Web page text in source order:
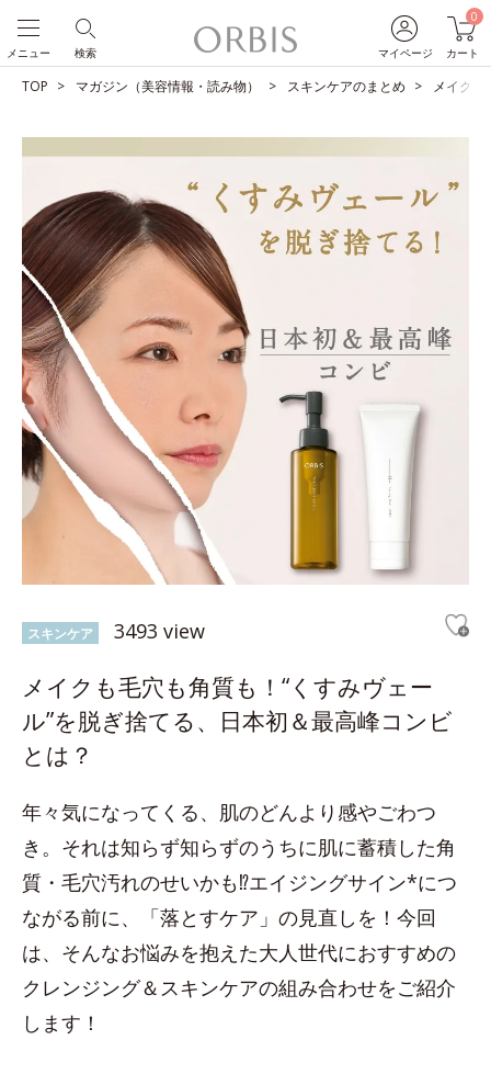
マイページ
0
カート
検索
メニュー
TOP マガジン（美容情報・読み物） スキンケアのまとめ メイクも
スキンケア 3493 view
メイクも毛穴も角質も！“くすみヴェー
ル”を脱ぎ捨てる、日本初＆最高峰コンビ
とは？
年々気になってくる、肌のどんより感やごわつ
き。それは知らず知らずのうちに肌に蓄積した角
質・毛穴汚れのせいかも⁉エイジングサイン*につ
ながる前に、「落とすケア」の見直しを！今回
は、そんなお悩みを抱えた大人世代におすすめの
クレンジング＆スキンケアの組み合わせをご紹介
します！